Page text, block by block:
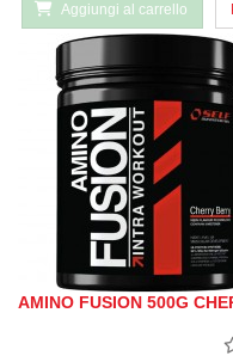
Aggiungi al carrello
AMINO FUSION 500G